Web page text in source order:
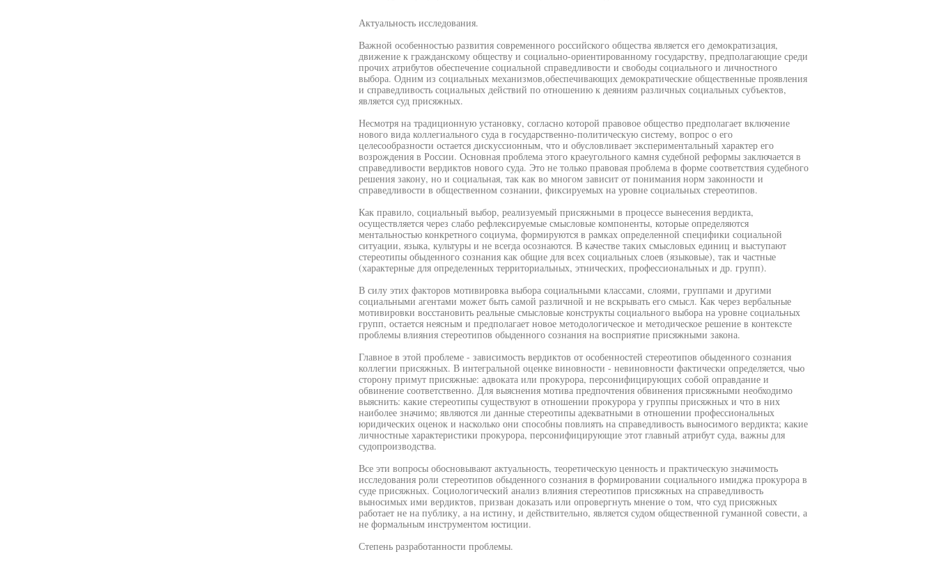
Актуальность исследования.
Важной особенностью развития современного российского общества является его демократизация,
движение к гражданскому обществу и социально-ориентированному государству, предполагающие среди
прочих атрибутов обеспечение социальной справедливости и свободы социального и личностного
выбора. Одним из социальных механизмов,обеспечивающих демократические общественные проявления
и справедливость социальных действий по отношению к деяниям различных социальных субъектов,
является суд присяжных.
Несмотря на традиционную установку, согласно которой правовое общество предполагает включение
нового вида коллегиального суда в государственно-политическую систему, вопрос о его
целесообразности остается дискуссионным, что и обусловливает экспериментальный характер его
возрождения в России. Основная проблема этого краеугольного камня судебной реформы заключается в
справедливости вердиктов нового суда. Это не только правовая проблема в форме соответствия судебного
решения закону, но и социальная, так как во многом зависит от понимания норм законности и
справедливости в общественном сознании, фиксируемых на уровне социальных стереотипов.
Как правило, социальный выбор, реализуемый присяжными в процессе вынесения вердикта,
осуществляется через слабо рефлексируемые смысловые компоненты, которые определяются
ментальностью конкретного социума, формируются в рамках определенной специфики социальной
ситуации, языка, культуры и не всегда осознаются. В качестве таких смысловых единиц и выступают
стереотипы обыденного сознания как общие для всех социальных слоев (языковые), так и частные
(характерные для определенных территориальных, этнических, профессиональных и др. групп).
В силу этих факторов мотивировка выбора социальными классами, слоями, группами и другими
социальными агентами может быть самой различной и не вскрывать его смысл. Как через вербальные
мотивировки восстановить реальные смысловые конструкты социального выбора на уровне социальных
групп, остается неясным и предполагает новое методологическое и методическое решение в контексте
проблемы влияния стереотипов обыденного сознания на восприятие присяжными закона.
Главное в этой проблеме - зависимость вердиктов от особенностей стереотипов обыденного сознания
коллегии присяжных. В интегральной оценке виновности - невиновности фактически определяется, чью
сторону примут присяжные: адвоката или прокурора, персонифицирующих собой оправдание и
обвинение соответственно. Для выяснения мотива предпочтения обвинения присяжными необходимо
выяснить: какие стереотипы существуют в отношении прокурора у группы присяжных и что в них
наиболее значимо; являются ли данные стереотипы адекватными в отношении профессиональных
юридических оценок и насколько они способны повлиять на справедливость выносимого вердикта; какие
личностные характеристики прокурора, персонифицирующие этот главный атрибут суда, важны для
судопроизводства.
Все эти вопросы обосновывают актуальность, теоретическую ценность и практическую значимость
исследования роли стереотипов обыденного сознания в формировании социального имиджа прокурора в
суде присяжных. Социологический анализ влияния стереотипов присяжных на справедливость
выносимых ими вердиктов, призван доказать или опровергнуть мнение о том, что суд присяжных
работает не на публику, а на истину, и действительно, является судом общественной гуманной совести, а
не формальным инструментом юстиции.
Степень разработанности проблемы.